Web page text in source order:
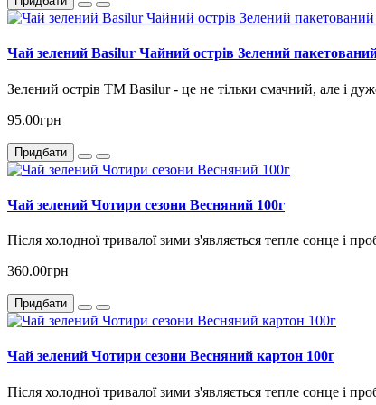
Чай зелений Basilur Чайний острів Зелений
Зелений острів ТМ Basilur - це не тільки смачний, але і
95.00грн
Придбати
Чай зелений Чотири сезони Весняний 100г
Після холодної тривалої зими з'являється тепле сонце і
360.00грн
Придбати
Чай зелений Чотири сезони Весняний картон 100г
Після холодної тривалої зими з'являється тепле сонце і